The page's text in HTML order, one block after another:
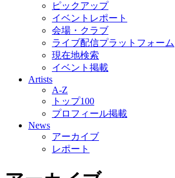
ピックアップ
イベントレポート
会場・クラブ
ライブ配信プラットフォーム
現在地検索
イベント掲載
Artists
A-Z
トップ100
プロフィール掲載
News
アーカイブ
レポート